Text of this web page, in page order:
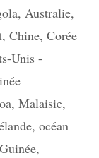
, Australie,
, Chine, Corée
Unis -
, Malaisie,
, océan
,